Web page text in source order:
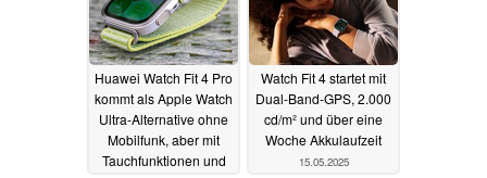
Huawei Watch Fit 4 Pro
kommt als Apple Watch
Ultra-Alternative ohne
Mobilfunk, aber mit
Tauchfunktionen und
Watch Fit 4 startet mit
Dual-Band-GPS, 2.000
cd/m² und über eine
Woche Akkulaufzeit
15.05.2025